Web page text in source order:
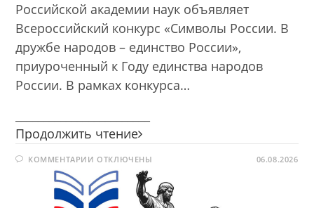
Российской академии наук объявляет
Всероссийский конкурс «Символы России. В
дружбе народов – единство России»,
приуроченный к Году единства народов
России. В рамках конкурса…
Продолжить чтение Всероссийский
«Символы
России.
В
дружбе
КОММЕНТАРИИ К
ЗАПИСИ
ВСЕРОССИЙСКИЙ
КОНКУРС
«СИМВОЛЫ
РОССИИ.
ОТКЛЮЧЕНЫ 06.08.2026